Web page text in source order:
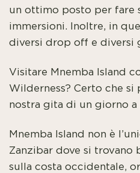
un ottimo posto per fare
immersioni. Inoltre, in
diversi drop off e diversi
Visitare Mnemba Island
Wilderness? Certo che si
nostra gita di un giorno a
Mnemba Island non è
Zanzibar dove si trovano
sulla costa occidentale,